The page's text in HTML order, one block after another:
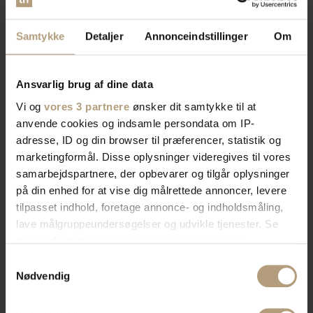
Samtykke Detaljer Annonceindstillinger Om
Ansvarlig brug af dine data
Vi og vores 3 partnere ønsker dit samtykke til at
anvende cookies og indsamle persondata om IP-
adresse, ID og din browser til præferencer, statistik og
marketingformål. Disse oplysninger videregives til vores
samarbejdspartnere, der opbevarer og tilgår oplysninger
på din enhed for at vise dig målrettede annoncer, levere
tilpasset indhold, foretage annonce- og indholdsmåling,
lave målgruppeundersøgelser og udvikle tjenester. Se
tilbage eller ændre indstillinger fra vores
"Cookiedeklaration", eller ved at trykke på "Privacy
Nødvendig